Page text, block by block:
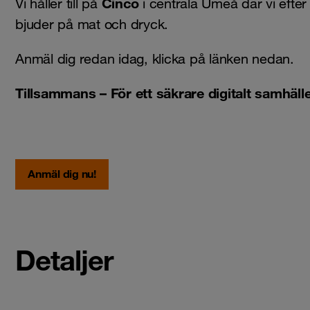
Vi håller till på
i centrala Umeå där vi efter
bjuder på mat och dryck.
Anmäl dig redan idag, klicka på länken nedan.
Tillsammans – För ett säkrare digitalt
Anmäl dig nu!
Detaljer